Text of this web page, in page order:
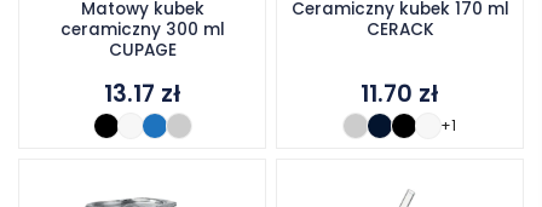
Matowy kubek
ceramiczny 300 ml
CUPAGE
13.17 zł
Ceramiczny kubek 170 ml
CERACK
11.70 zł
+1